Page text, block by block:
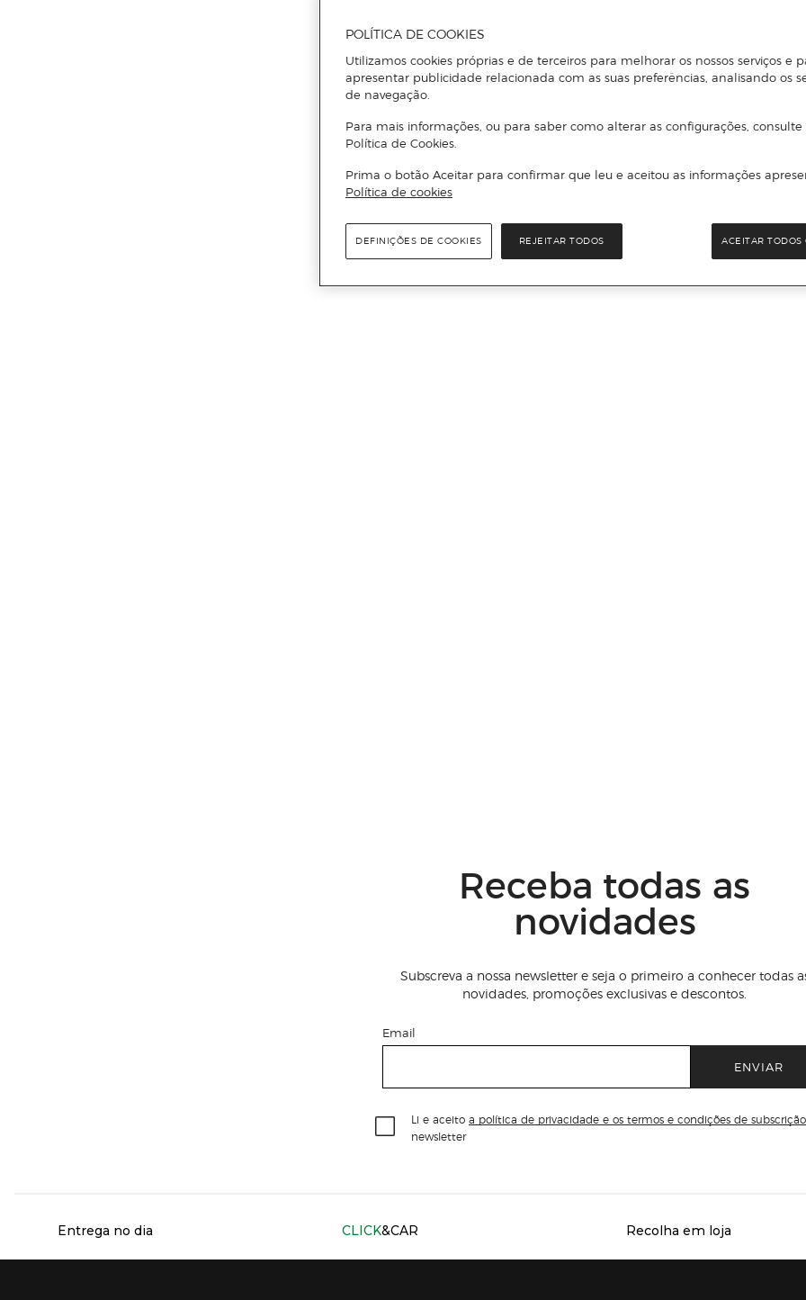
Receba todas as
novidades
Subscreva a nossa newsletter e seja o primeiro a conhecer todas
novidades, promoções exclusivas e descontos.
Email
ENVIAR
Li e aceito a política de privacidade e os termos e condições de subscrição
newsletter
Servicios destacados
Entrega no dia CLICK&CAR Recolha em loja
POLÍTICA DE COOKIES
Utilizamos cookies próprias e de terceiros para melhorar os nossos serviços e
apresentar publicidade relacionada com as suas preferências, analisando os
de navegação.
Para mais informações, ou para saber como alterar as configurações, consulte
Política de Cookies.
Prima o botão Aceitar para confirmar que leu e aceitou as informações
Política de cookies
REJEITAR TODOS ACEITAR TODOS
DEFINIÇÕES DE COOKIES